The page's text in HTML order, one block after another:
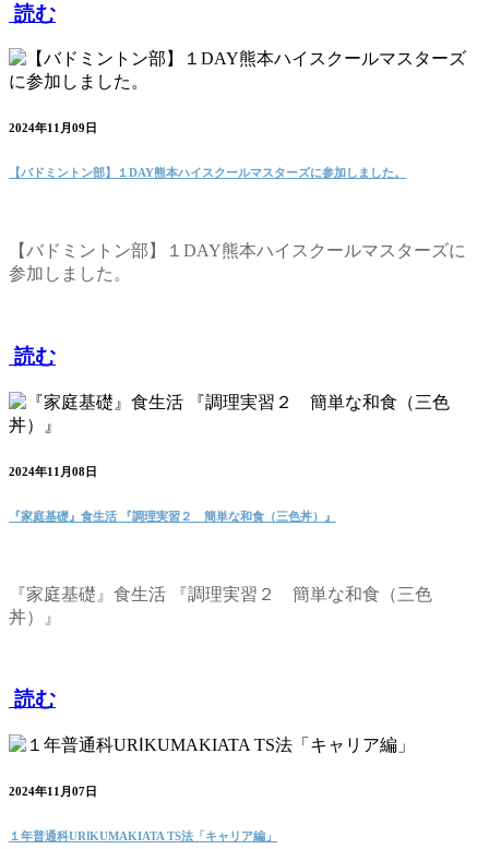
読む
2024年11月09日
【バドミントン部】１DAY熊本ハイスクールマスターズに参加しました。
【バドミントン部】１DAY熊本ハイスクールマスターズに
参加しました。
読む
2024年11月08日
『家庭基礎』食生活 『調理実習２ 簡単な和食（三色丼）』
『家庭基礎』食生活 『調理実習２ 簡単な和食（三色
丼）』
読む
2024年11月07日
１年普通科URⅠKUMAKIATA TS法「キャリア編」